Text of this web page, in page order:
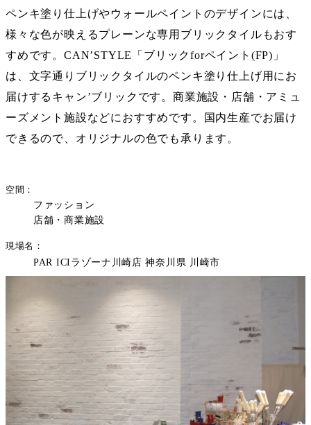
ペンキ塗り仕上げやウォールペイントのデザインには、
様々な色が映えるプレーンな専用ブリックタイルもおす
すめです。CAN’STYLE「 ブリックforペイント(FP) 」
は、文字通りブリックタイルのペンキ塗り仕上げ用にお
届けするキャン’ブリックです。商業施設・店舗・アミュ
ーズメント施設などにおすすめです。国内生産でお届け
できるので、オリジナルの色でも承ります。
空間
ファッション
店舗・商業施設
現場名
PAR ICIラゾーナ川崎店 神奈川県 川崎市